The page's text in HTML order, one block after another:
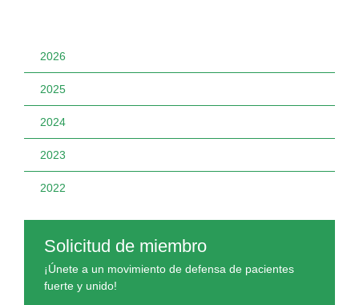
2026
2025
2024
2023
2022
Solicitud de miembro
¡Únete a un movimiento de defensa de pacientes
fuerte y unido!